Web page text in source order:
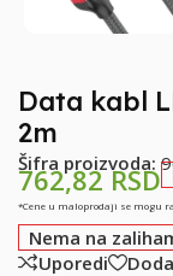
Data kabl
2m
Šifra proizvoda:
762,82RSD
*Cene u maloprodaji se mogu
Nema na
Uporedi